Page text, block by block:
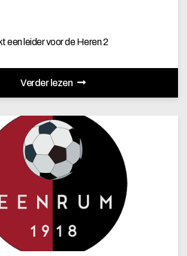
een leider voor de Heren 2
Verder lezen